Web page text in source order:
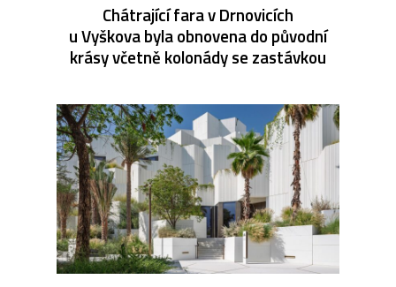
Chátrající fara v Drnovicích
u Vyškova byla obnovena do původní
krásy včetně kolonády se zastávkou